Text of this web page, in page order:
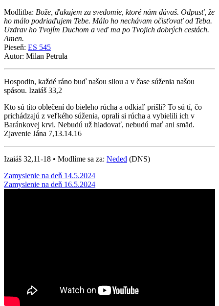
Modlitba: Bože, ďakujem za svedomie, ktoré nám dávaš. Odpusť, že
ho málo podriaďujem Tebe. Málo ho nechávam očisťovať od Teba.
Uzdrav ho Tvojím Duchom a veď ma po Tvojich dobrých cestách.
Amen.
Pieseň: ES 545
Autor: Milan Petrula
Hospodin, každé ráno buď našou silou a v čase súženia našou
spásou. Izaiáš 33,2
Kto sú títo oblečení do bieleho rúcha a odkiaľ prišli? To sú tí, čo
prichádzajú z veľkého súženia, oprali si rúcha a vybielili ich v
Baránkovej krvi. Nebudú už hladovať, nebudú mať ani smäd.
Zjavenie Jána 7,13.14.16
Izaiáš 32,11-18 • Modlíme sa za: Neded (DNS)
Post
navigation
Zamyslenie na deň 14.5.2024
Zamyslenie na deň 16.5.2024